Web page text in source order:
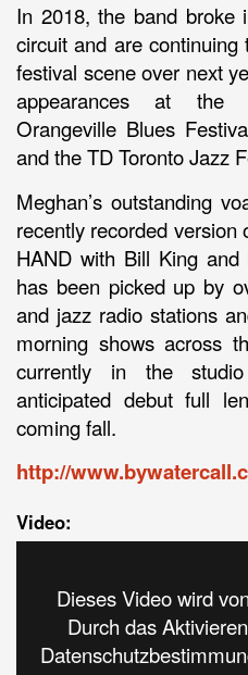
In 2018, the band broke
circuit and are
festival scene over next
appearances at the
Orangeville Blues
and the TD Toronto Jazz
Meghan’s outstanding
recently recorded version
HAND with Bill King
has been picked up by
and jazz radio stations
morning shows across
currently in the
anticipated debut full
coming fall.
http://
Video:
Dieses Video wird
Durch das